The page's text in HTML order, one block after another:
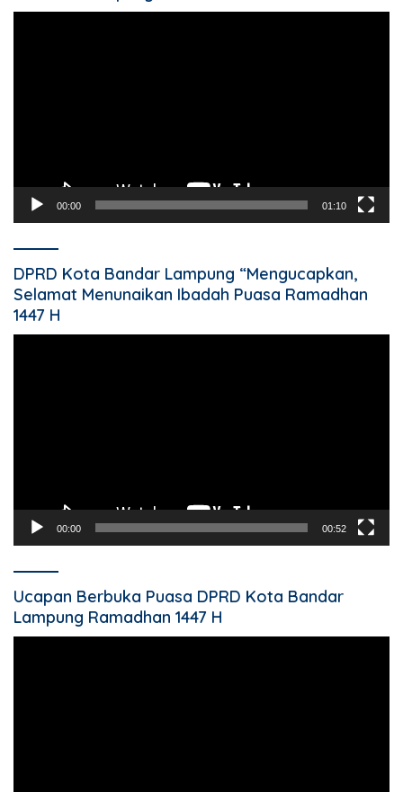
00:00 01:10
DPRD Kota Bandar Lampung “Mengucapkan,
Selamat Menunaikan Ibadah Puasa Ramadhan
1447 H
00:00 00:52
Ucapan Berbuka Puasa DPRD Kota Bandar
Lampung Ramadhan 1447 H